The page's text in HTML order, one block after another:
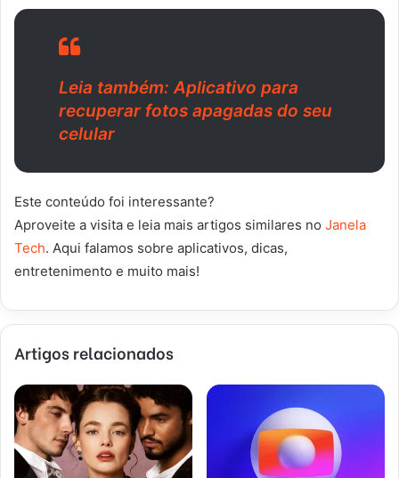
Leia também: Aplicativo para
recuperar fotos apagadas do seu
celular
Este conteúdo foi interessante?
Aproveite a visita e leia mais artigos similares no Janela
Tech. Aqui falamos sobre aplicativos, dicas,
entretenimento e muito mais!
Artigos relacionados